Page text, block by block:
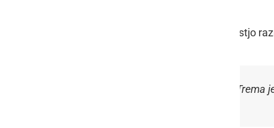
Podobno je o soočanju z odgovornostjo
Zelo dobra izkušnja, novi izzivi.